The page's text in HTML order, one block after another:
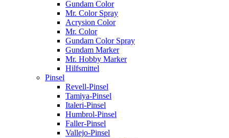
Gundam Color
Mr. Color Spray
Acrysion Color
Mr. Color
Gundam Color Spray
Gundam Marker
Mr. Hobby Marker
Hilfsmittel
Pinsel
Revell-Pinsel
Tamiya-Pinsel
Italeri-Pinsel
Humbrol-Pinsel
Faller-Pinsel
Vallejo-Pinsel